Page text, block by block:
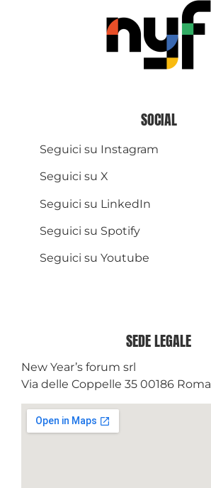
SEDE LEGALE
New Year’s forum srl
Via delle Coppelle 35 00186 Roma
SOCIAL
Seguici su Instagram
Seguici su X
Seguici su LinkedIn
Seguici su Spotify
Seguici su Youtube